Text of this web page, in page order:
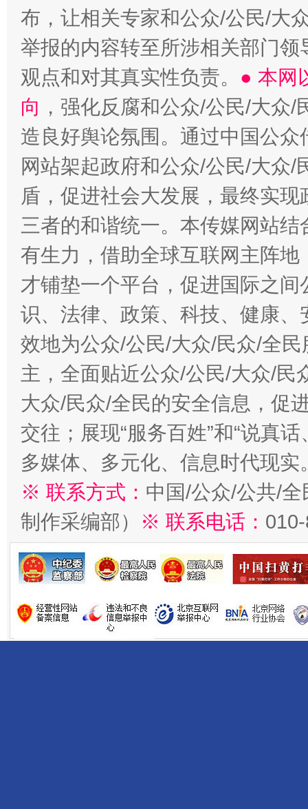
布，让相关专家和公众/公民/大
举报的内容转至所涉相关部门
观点和对其真实性负责。 ● 本网
向 ，强化反腐和公众/公民/大众
造良好舆论氛围。通过中国公
网站架起政府和公众/公民/大众
盾，促进社会大发展，最终实
三者的和谐统一。本传媒网站
有生力，借助全球互联网主阵
才铺垫一个平台，促进国际之
识、法律、政策、科技、健康
效地为公众/公民/大众/民众/全
主，全面贴近公众/公民/大众/民
大众/民众/全民的安全信息，促
交往；展现“服务百姓”和“说真
多媒体、多元化、信息时代现实
※ 联系方式： 中国/公众/公共/
制作采编部）
※ 联系电话：